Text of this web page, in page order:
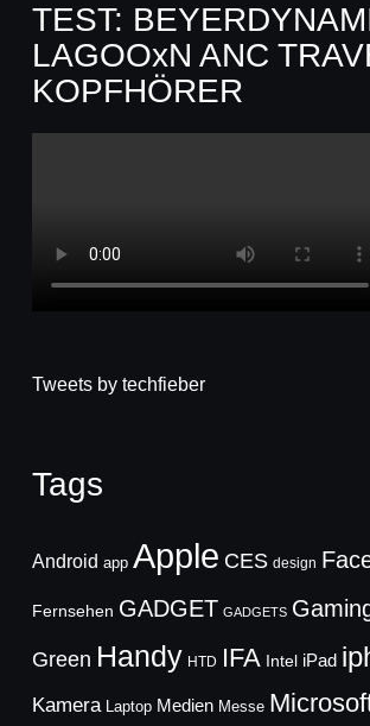
TEST:
LAGOOxN ANC
KOPFHÖRER
Tweets by techfieber
Tags
Android app Apple CES design
Fernsehen GADGET GADGETS
Green Handy HTD IFA Intel iPad
Kamera Laptop Medien Messe